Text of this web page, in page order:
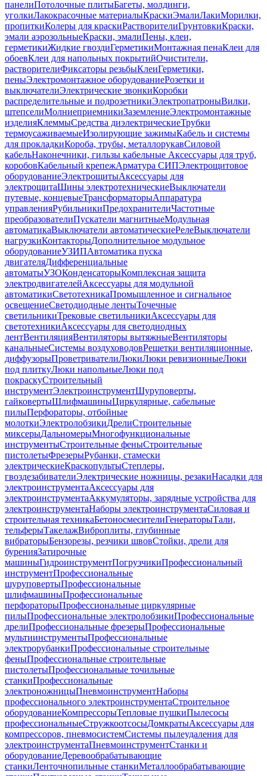
панелиПотолочные плитыБагеты, молдинги,
уголкиЛакокрасочные материалыКраскиЭмалиЛакиМорилки,
пропиткиКолеры для краскиРастворителиГрунтовкиКраски,
эмали аэрозольныеКраски, эмалиПены, клеи,
герметикиЖидкие гвоздиГерметикиМонтажная пенаКлеи для
обоевКлеи для напольных покрытийОчистители,
растворителиФиксаторы резьбыКлеиГерметики,
пеныЭлектромонтажное оборудованиеРозетки и
выключателиЭлектрические звонкиКоробки
распределительные и подрозетникиЭлектропатроныВилки,
штепселиМолниеприемникиЗаземлениеЭлектромонтажные
изделияКлеммыСредства диэлектрическиеТрубки
термоусаживаемыеИзолирующие зажимыКабель и системы
для прокладкиКороба, трубы, металлорукавСиловой
кабельНаконечники, гильзы кабельные Аксессуары для труб,
коробовКабельный крепежАрматура СИПЭлектрощитовое
оборудованиеЭлектрощитыАксессуары для
электрощитаШины электротехническиеВыключатели
путевые, концевыеТрансформаторыАппаратура
управленияРубильникиПредохранителиЧастотные
преобразователиПускатели магнитныеМодульная
автоматикаВыключатели автоматическиеРелеВыключатели
нагрузкиКонтакторыДополнительное модульное
оборудованиеУЗИПАвтоматика пуска
двигателяДифференциальные
автоматыУЗОКонденсаторыКомплексная защита
электродвигателейАксессуары для модульной
автоматикиСветотехникаПромышленное и сигнальное
освещениеСветодиодные лентыТочечные
светильникиТрековые светильникиАксессуары для
светотехникиАксессуары для светодиодных
лентВентиляцияВентиляторы вытяжныеВентиляторы
канальныеСистемы воздуховодовРешетки вентиляционные,
диффузорыПроветривателиЛюкиЛюки ревизионныеЛюки
под плиткуЛюки напольныеЛюки под
покраскуСтроительный
инструментЭлектроинструментШуруповерты,
гайковертыШлифмашиныЦиркулярные, сабельные
пилыПерфораторы, отбойные
молоткиЭлектролобзикиДрелиСтроительные
миксерыДальномерыМногофункциональные
инструментыСтроительные феныСтроительные
пистолетыФрезерыРубанки, стамески
электрическиеКраскопультыСтеплеры,
гвоздезабивателиЭлектрические ножницы, резакиНасадки для
электроинструментаАксессуары для
электроинструментаАккумуляторы, зарядные устройства для
электроинструментаНаборы электроинструментаСиловая и
строительная техникаБетоносмесителиГенераторыТали,
тельферыТакелажВиброплиты, глубинные
вибраторыБензорезы, резчики швовСтойки, дрели для
буренияЗатирочные
машиныГидроинструментПогрузчикиПрофессиональный
инструментПрофессиональные
шуруповертыПрофессиональные
шлифмашиныПрофессиональные
перфораторыПрофессиональные циркулярные
пилыПрофессиональные электролобзикиПрофессиональные
дрелиПрофессиональные фрезерыПрофессиональные
мультиинструментыПрофессиональные
электрорубанкиПрофессиональные строительные
феныПрофессиональные строительные
пистолетыПрофессиональные точильные
станкиПрофессиональные
электроножницыПневмоинструментНаборы
профессионального электроинструментаСтроительное
оборудованиеКомпрессорыТепловые пушкиПылесосы
профессиональныеСтружкоотсосыДомкратыАксессуары для
компрессоров, пневмосистемСистемы пылеудаления для
электроинструментаПневмоинструментСтанки и
оборудованиеДеревообрабатывающие
станкиЛенточнопильные станкиМеталлообрабатывающие